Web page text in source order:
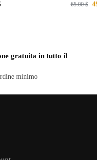
65.00$
gratuita in tutto il
minimo